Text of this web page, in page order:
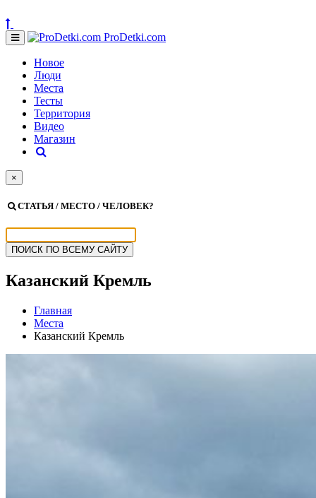
ProDetki.com
Новое
Люди
Места
Тесты
Территория
Видео
Магазин
×
СТАТЬЯ / МЕСТО / ЧЕЛОВЕК?
Казанский Кремль
Главная
Места
Казанский Кремль